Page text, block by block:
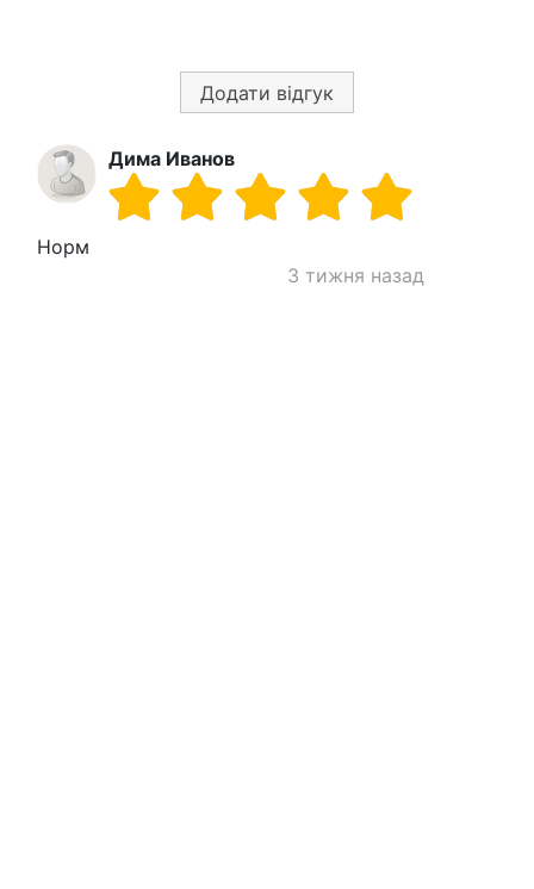
Додати відгук
Дима Иванов
Норм
3 тижня назад